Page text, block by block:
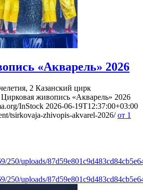
«Акварель» 2026
2 Казанский цирк
Цирковая живопись «Акварель» 2026
InStock 2026-06-19T12:37:00+03:00
tsirkovaja-zhivopis-akvarel-2026/ от 1
250/uploads/
250/uploads/